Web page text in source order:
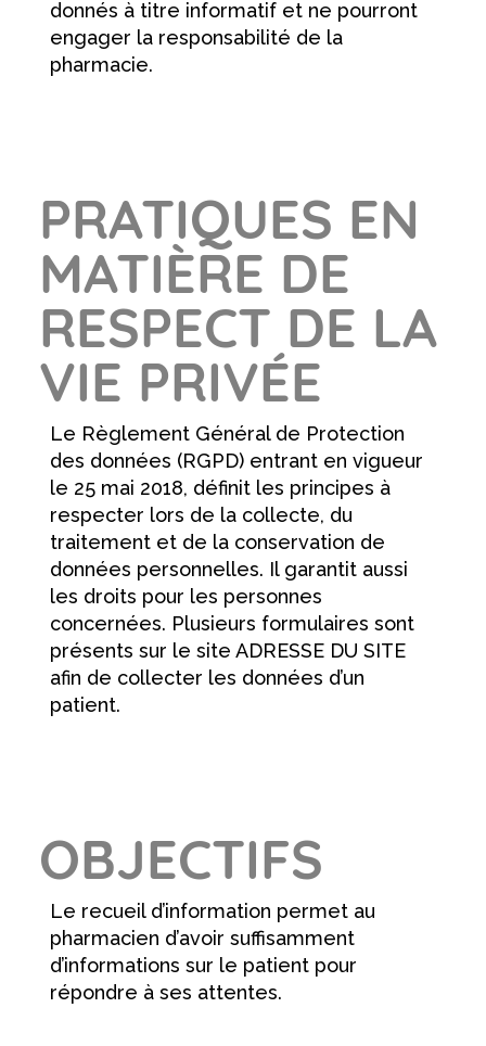
donnés à titre informatif et ne pourront
engager la responsabilité de la
pharmacie.
PRATIQUES EN
MATIÈRE DE
RESPECT DE LA
VIE PRIVÉE
Le Règlement Général de Protection
des données (RGPD) entrant en vigueur
le 25 mai 2018, définit les principes à
respecter lors de la collecte, du
traitement et de la conservation de
données personnelles. Il garantit aussi
les droits pour les personnes
concernées. Plusieurs formulaires sont
présents sur le site ADRESSE DU SITE
afin de collecter les données d’un
patient.
OBJECTIFS
Le recueil d’information permet au
pharmacien d’avoir suffisamment
d’informations sur le patient pour
répondre à ses attentes.